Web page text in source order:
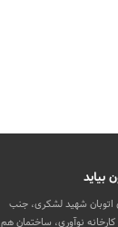
بیاید
اتوبان شهید لشکری، جنب
کارخانه نوآوری، ساختمان هم